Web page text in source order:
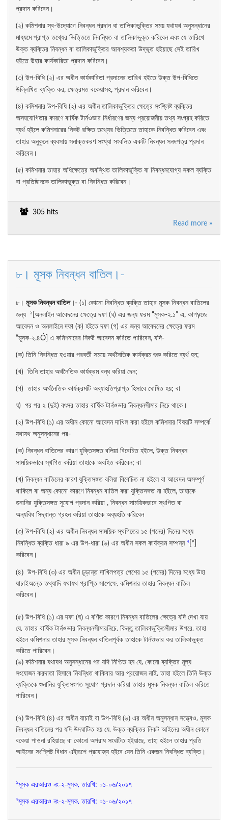
প্রদান করিবেন।
(২) কমিশনার স্ব-উদ্যোগে নিবন্ধন প্রদান বা তালিকাভুক্তির সময় যথাযথ অনুসন্ধানের
মাধ্যমে প্রাপ্ত তথ্যের ভিত্তিতে নিবন্ধিত বা তালিকাভুক্ত করিবেন এবং যে তারিখে
উক্ত ব্যক্তির নিবন্ধন বা তালিকাভুক্তির আবশ্যকতা উদ্ভূত হইয়াছে সেই তারিখ
হইতে উহার কার্যকারিতা প্রদান করিবেন।
(৩) উপ-বিধি (২) এর অধীন কার্যকারিতা প্রদানের তারিখ হইতে উক্ত উপ-বিধিতে
উল্লিখিত ব্যক্তি কর, ক্ষেত্রমত বকেয়াসহ, প্রদান করিবেন।
(৪) কমিশনার উপ-বিধি (২) এর অধীন তালিকাভুক্তির ক্ষেত্রে সংশ্লিষ্ট ব্যক্তির
অসহযোগিতার কারণে বার্ষিক টার্নওভার নির্ধারণের জন্য প্রয়োজনীয় তথ্য সংগ্রহ করিতে
ব্যর্থ হইলে কমিশনারের নিকট রক্ষিত তথ্যের ভিত্তিতে তাহাকে নিবন্ধিত করিবেন এবং
তাহার অনুকূলে ব্যবসায় সনাক্তকরণ সংখ্যা সংবলিত একটি নিবন্ধন সনদপত্র প্রদান
করিবেন।
(৫) কমিশনার তাহার অধিক্ষেত্রে অবস্থিত তালিকাভুক্তি বা নিবন্ধনযোগ্য সকল ব্যক্তি
বা প্রতিষ্ঠানকে তালিকাভুক্ত বা নিবন্ধিত করিবেন।
305 hits
Read more »
৮। মূসক নিবন্ধন বাতিল।-
৮। মূসকনিবন্ধনবাতিল। - (১) কোনো নিবন্ধিত ব্যক্তি তাহার মূসক নিবন্ধন বাতিলের
জন্য
১ [অনলাইন আবেদনের ক্ষেত্রে দফা (ঘ) এর জন্য ফরম “মূসক-২.১” এ, কাগyজে
আবেদন ও অনলাইনে দফা (ক) হইতে দফা (গ) এর জন্য আবেদনের ক্ষেত্রে ফরম
“মূসক-২.৪Ó] এ কমিশনারের নিকট আবেদন করিতে পারিবেন, যদি-
(ক) তিনি নিবন্ধিত হওয়ার পরবর্তী সময়ে অর্থনৈতিক কার্যক্রম শুরু করিতে ব্যর্থ হন;
(খ) তিনি তাহার অর্থনৈতিক কার্যক্রম বন্ধ করিয়া দেন;
(গ) তাহার অর্থনৈতিক কার্যক্রমটি অব্যাহতিপ্রাপ্ত হিসাবে ঘোষিত হয়; বা
ঘ) পর পর ২ (দুই) বৎসর তাহার বার্ষিক টার্নওভার নিবন্ধনসীমার নিচে থাকে।
(২) উপ-বিধি (১) এর অধীন কোনো আবেদন দাখিল করা হইলে কমিশনার বিষয়টি সম্পর্কে
যথাযথ অনুসন্ধানের পর-
(ক) নিবন্ধন বাতিলের কারণ যুক্তিসঙ্গত বলিয়া বিবেচিত হইলে, উক্ত নিবন্ধন
সাময়িকভাবে স্থগিত করিয়া তাহাকে অবহিত করিবেন; বা
(খ) নিবন্ধন বাতিলের কারণ যুক্তিসঙ্গত বলিয়া বিবেচিত না হইলে বা আবেদন অসম্পূর্ণ
থাকিলে বা অন্য কোনো কারণে নিবন্ধন বাতিল করা যুক্তিসঙ্গত না হইলে, তাহাকে
শুনানির যুক্তিসঙ্গত সুযোগ প্রদান করিয়া , নিবন্ধন সাময়িকভাবে স্থগিত বা
অন্যবিধ সিদ্ধান্ত গ্রহন করিয়া তাহাকে অব্যহতি করিবেন
(৩) উপ-বিধি (২) এর অধীন নিবন্ধন সাময়িক স্থগিতের ১৫ (পনের) দিনের মধ্যে
নিবন্ধিত ব্যক্তি ধারা ৯ এর উপ-ধারা (৬) এর অধীন সকল কার্যক্রম সম্পন্ন ২ [*]
করিবেন।
(৪) উপ-বিধি (৩) এর অধীন চূড়ান্ত দাখিলপত্র পেশের ১৫ (পনের) দিনের মধ্যে উহা
যাচাইঅন্তে তথ্যাদি যথাযথ প্রাপ্তি সাপেক্ষে, কমিশনার তাহার নিবন্ধন বাতিল
করিবেন।
(৫) উপ-বিধি (১) এর দফা (ঘ) এ বর্ণিত কারণে নিবন্ধন বাতিলের ক্ষেত্রে যদি দেখা যায়
যে, তাহার বার্ষিক টার্নওভার নিবন্ধনসীমারনিচে, কিন্তু তালিকাভুক্তিসীমার উপরে, তাহা
হইলে কমিশনার তাহার মূসক নিবন্ধন বাতিলপূর্বক তাহাকে টার্নওভার কর তালিকাভুক্ত
করিতে পারিবেন।
(৬) কমিশনার যথাযথ অনুসন্ধানের পর যদি নিশ্চিত হন যে, কোনো ব্যক্তির মূল্য
সংযোজন করদাতা হিসাবে নিবন্ধিত থাকিবার আর প্রয়োজন নাই, তাহা হইলে তিনি উক্ত
ব্যক্তিকে শুনানির যুক্তিসংগত সুযোগ প্রদান করিয়া তাহার মূসক নিবন্ধন বাতিল করিতে
পারিবেন।
(৭) উপ-বিধি (৪) এর অধীন যাচাই বা উপ-বিধি (৬) এর অধীন অনুসন্ধান সত্ত্বেও, মূসক
নিবন্ধন বাতিলের পর যদি উদঘাটিত হয় যে, উক্ত ব্যক্তির নিকট আইনের অধীন কোনো
বকেয়া পাওনা রহিয়াছে বা কোনো অপরাধ সংঘটিত হইয়াছে, তাহা হইলে তাহার প্রতি
আইনের সংশ্লিষ্ট বিধান এইরূপে প্রযোজ্য হইবে যেন তিনি একজন নিবন্ধিত ব্যক্তি।
১মূসক এরআরও নং-২-মূসক, তারখি: ০১-০৬/২০১৭
২মূসক এরআরও নং-২-মূসক, তারখি: ০১-০৬/২০১৭